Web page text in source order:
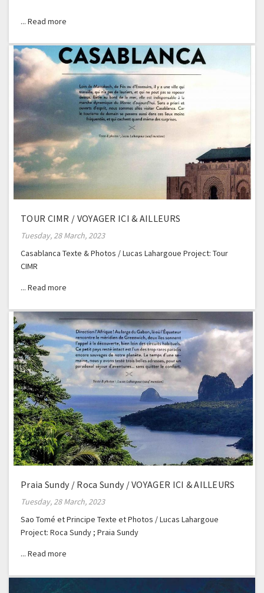
TOUR CIMR / VOYAGER ICI & AILLEURS
Tuesday, 28 March, 2023
Casablanca Texte & Photos / Lucas Lahargoue Project: Tour
CIMR
Praia Sundy / Roca Sundy / VOYAGER ICI & AILLEURS
Tuesday, 28 March, 2023
Sao Tomé et Principe Texte et Photos / Lucas Lahargoue
Project: Roca Sundy ; Praia Sundy